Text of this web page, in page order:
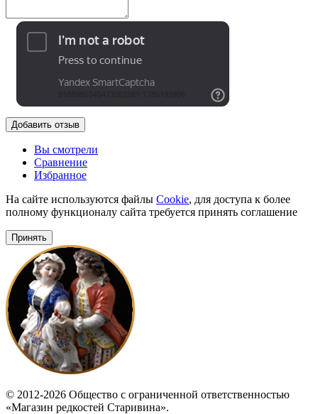
Добавить отзыв
Вы смотрели
Сравнение
Избранное
На сайте используются файлы Cookie, для доступа к более
полному функционалу сайта требуется принять соглашение
Принять
© 2012-2026 Общество с ограниченной ответственностью
«Магазин редкостей Старивина».